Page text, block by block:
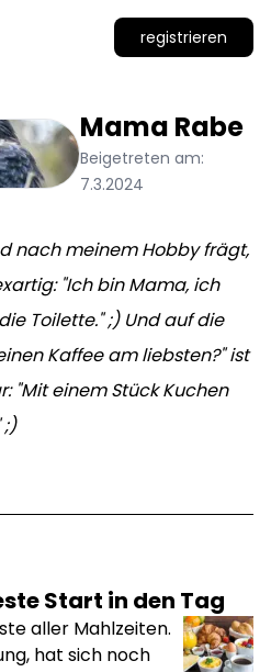
registrieren
Mama Rabe
Beigetreten am:
7.3.2024
nach meinem Hobby frägt,
"Ich bin Mama, ich
Toilette." ;) Und auf die
Kaffee am liebsten?" ist
"Mit einem Stück Kuchen
;)
Start in den Tag
aller Mahlzeiten.
hat sich noch